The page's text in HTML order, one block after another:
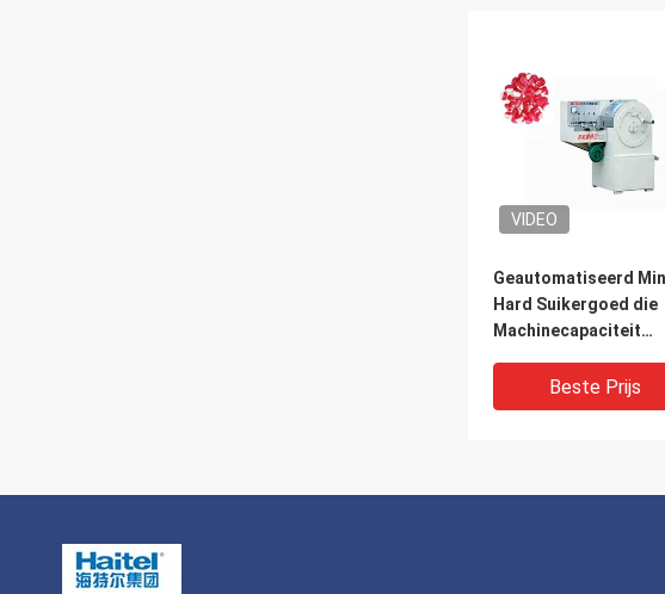
VIDEO
Geautomatiseerd
Hard Suikergoed die
Machinecapaciteit
Beste Prijs